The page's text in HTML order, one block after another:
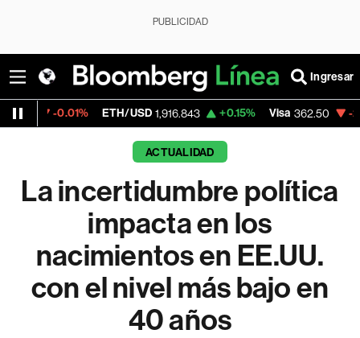
PUBLICIDAD
Ingresar
ETH/USD 1,916.843 +0.15% Visa 362.50 -2.15%
ACTUALIDAD
La incertidumbre política
impacta en los
nacimientos en EE.UU.
con el nivel más bajo en
40 años